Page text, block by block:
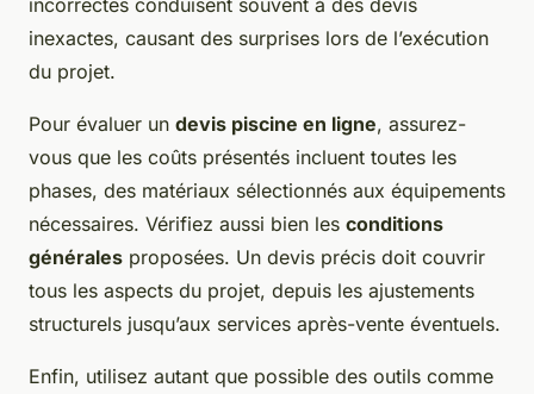
incorrectes conduisent souvent à des devis
inexactes, causant des surprises lors de l’exécution
du projet.
Pour évaluer un devis piscine en ligne, assurez-
vous que les coûts présentés incluent toutes les
phases, des matériaux sélectionnés aux équipements
nécessaires. Vérifiez aussi bien les conditions
générales proposées. Un devis précis doit couvrir
tous les aspects du projet, depuis les ajustements
structurels jusqu’aux services après-vente éventuels.
Enfin, utilisez autant que possible des outils comme